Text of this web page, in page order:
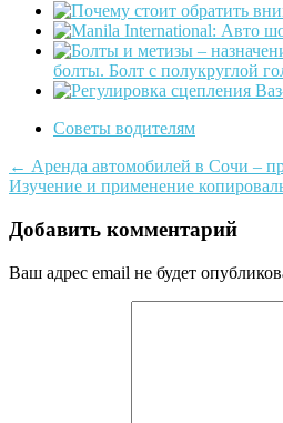
болты. Болт с полукруглой
Советы водителям
Post
navigation
← Аренда автомобилей в Сочи –
Изучение и применение
Добавить комментарий
Ваш адрес email не будет